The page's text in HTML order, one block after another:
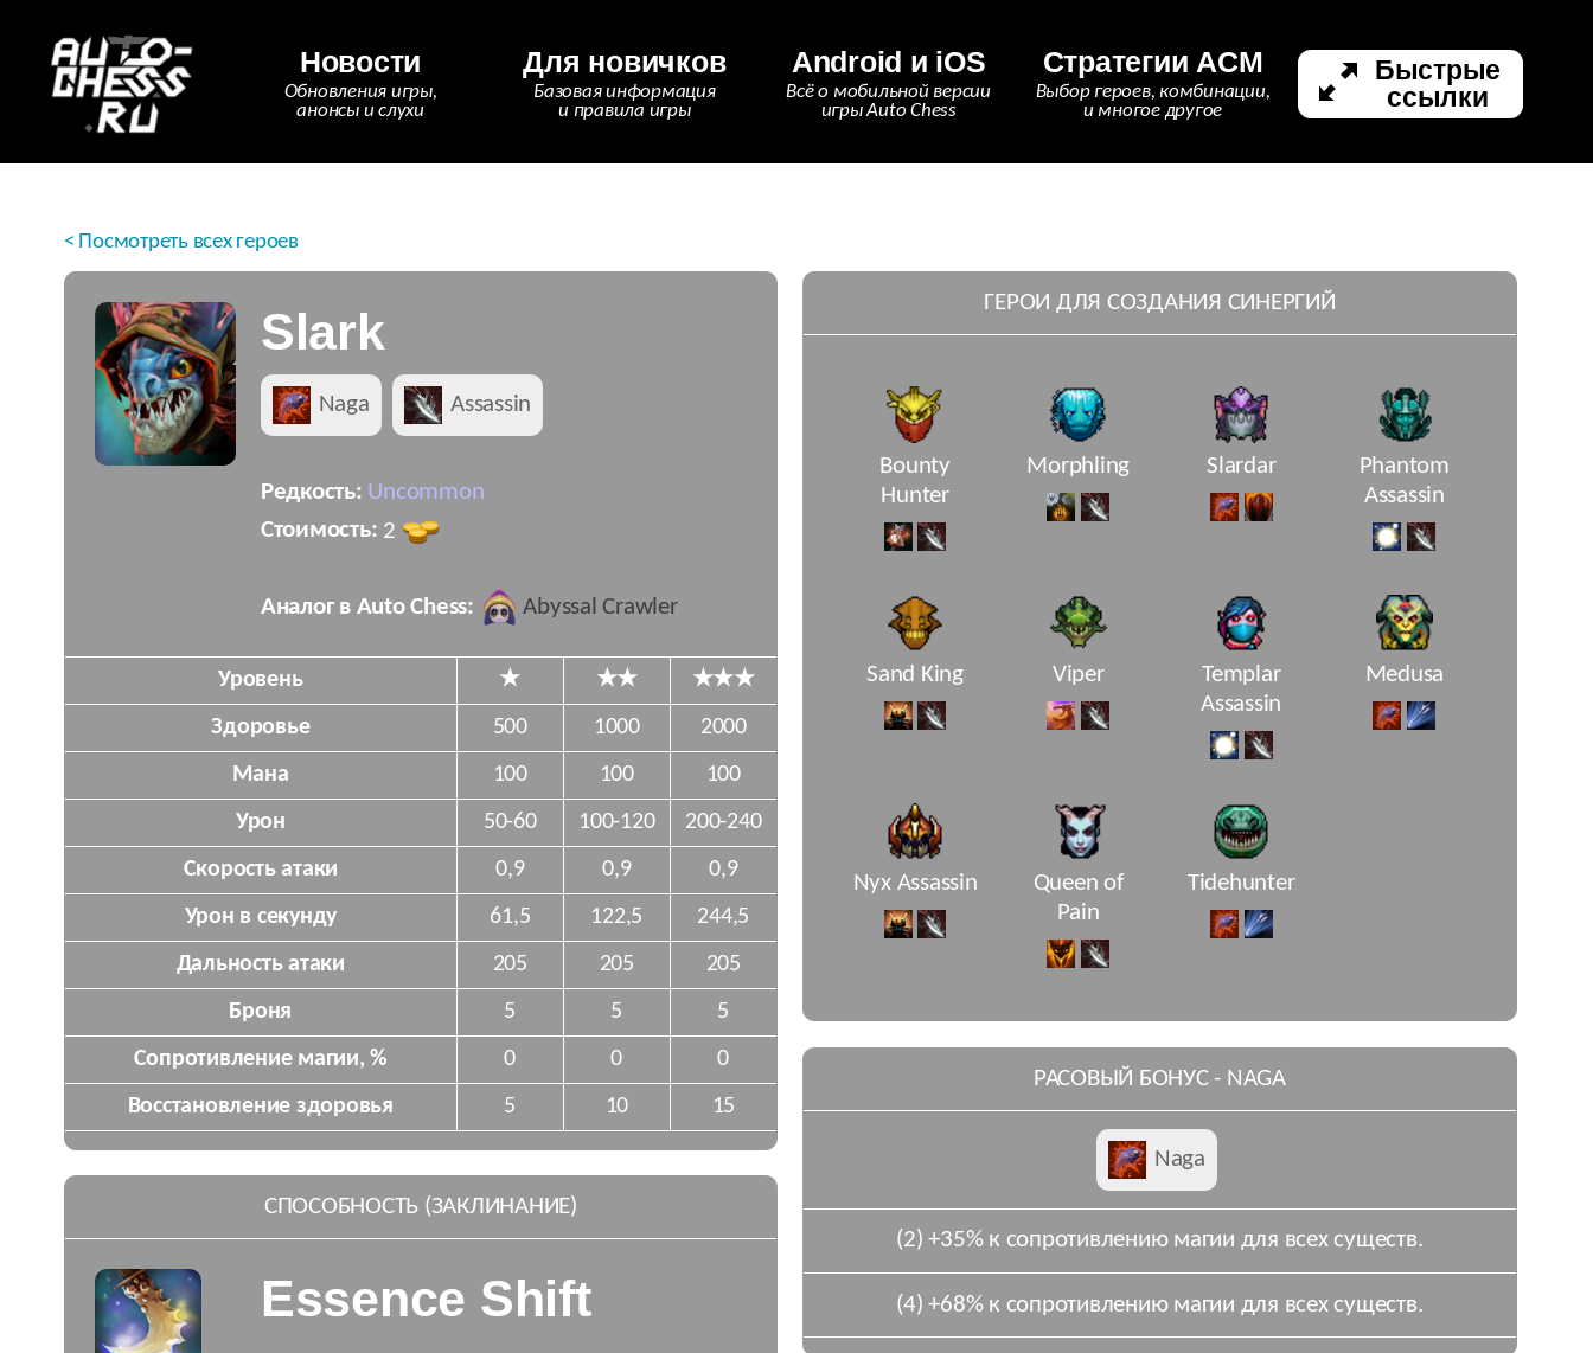
Новости
Обновления игры,
анонсы и слухи
Для новичков
Базовая информация
и правила игры
Android и iOS
Всё о мобильной версии
игры Auto Chess
Стратегии ACM
Выбор героев, комбинации,
и многое другое
Быстрые
ссылки
< Посмотреть всех героев
Slark
Naga Assassin
Редкость: Uncommon
Стоимость: 2
Аналог в Auto Chess: Abyssal Crawler
Уровень ★ ★★
★★★
Здоровье
500 1000
2000
Мана
100 100
100
Урон
50-60 100-120
200-240
Скорость атаки
0,9 0,9
0,9
Урон в секунду
61,5 122,5
244,5
Дальность атаки
205 205
205
Броня
5 5
5
Сопротивление магии, %
0 0
0
Восстановление здоровья
5 10 15
СПОСОБНОСТЬ (ЗАКЛИНАНИЕ)
Essence Shift
ГЕРОИ ДЛЯ СОЗДАНИЯ СИНЕРГИЙ
Bounty
Hunter
Morphling Slardar
Phantom
Assassin
Sand King Viper
Templar
Assassin
Medusa
Nyx Assassin
Queen of
Pain
Tidehunter
РАСОВЫЙ БОНУС - NAGA
Naga
(2) +35% к сопротивлению магии для всех существ.
(4) +68% к сопротивлению магии для всех существ.